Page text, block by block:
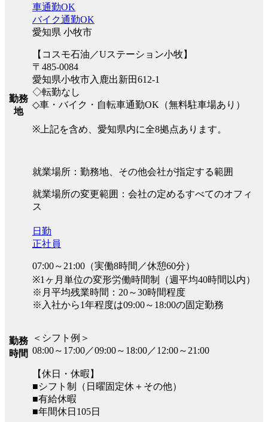
勤務
地
車通勤OK
バイク通勤OK
愛知県 小牧市
【コスモ石油／Uステーション小牧】
〒485-0084
愛知県小牧市入鹿出新田612-1
◇転勤なし
◇車・バイク・自転車通勤OK（無料駐車場あり）
※上記を含め、愛知県内に全8拠点あります。
就業場所：勤務地、その他会社が指定する範囲
就業場所の変更範囲：会社の定めるすべてのオフィ
ス
勤務
時間
日勤
正社員
07:00～21:00（実働8時間／休憩60分）
※1ヶ月単位の変形労働時間制（週平均40時間以内）
※月平均残業時間：20～30時間程度
※入社から1年程度は09:00～18:00の固定勤務
＜シフト例＞
08:00～17:00／09:00～18:00／12:00～21:00
【休日・休暇】
■シフト制（日曜固定休＋その他）
■有給休暇
■年間休日105日